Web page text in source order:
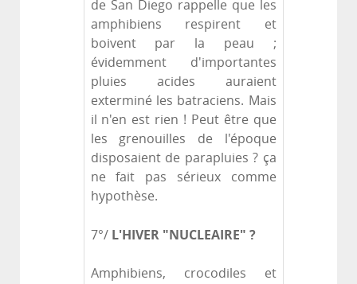
de San Diego rappelle que les
amphibiens respirent et
boivent par la peau ;
évidemment d'importantes
pluies acides auraient
exterminé les batraciens. Mais
il n'en est rien ! Peut être que
les grenouilles de l'époque
disposaient de parapluies ? ça
ne fait pas sérieux comme
hypothèse.
7°/ L'HIVER "NUCLEAIRE" ?
Amphibiens, crocodiles et